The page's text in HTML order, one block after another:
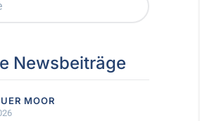
Newsbeiträge
MOOR